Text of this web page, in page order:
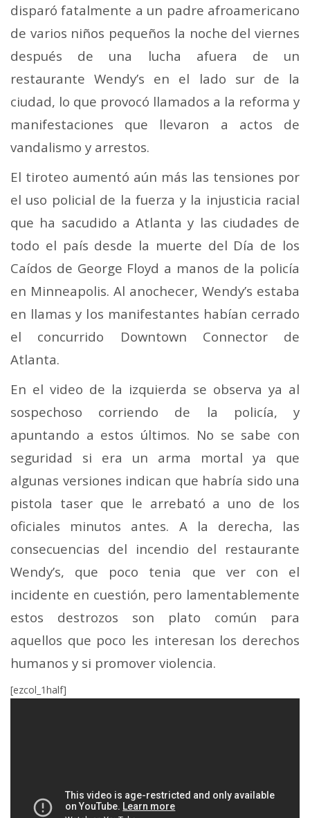
disparó fatalmente a un padre afroamericano
de varios niños pequeños la noche del viernes
después de una lucha afuera de un
restaurante Wendy’s en el lado sur de la
ciudad, lo que provocó llamados a la reforma y
manifestaciones que llevaron a actos de
vandalismo y arrestos.
El tiroteo aumentó aún más las tensiones por
el uso policial de la fuerza y la injusticia racial
que ha sacudido a Atlanta y las ciudades de
todo el país desde la muerte del Día de los
Caídos de George Floyd a manos de la policía
en Minneapolis. Al anochecer, Wendy’s estaba
en llamas y los manifestantes habían cerrado
el concurrido Downtown Connector de
Atlanta.
En el video de la izquierda se observa ya al
sospechoso corriendo de la policía, y
apuntando a estos últimos. No se sabe con
seguridad si era un arma mortal ya que
algunas versiones indican que habría sido una
pistola taser que le arrebató a uno de los
oficiales minutos antes. A la derecha, las
consecuencias del incendio del restaurante
Wendy’s, que poco tenia que ver con el
incidente en cuestión, pero lamentablemente
estos destrozos son plato común para
aquellos que poco les interesan los derechos
humanos y si promover violencia.
[ezcol_1half]